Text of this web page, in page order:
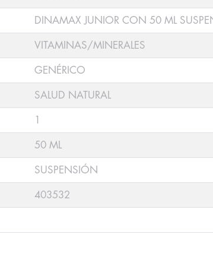
DINAMAX JUNIOR CON 50 ML
VITAMINAS/MINERALES
GENÉRICO
SALUD NATURAL
1
50 ML
SUSPENSIÓN
403532